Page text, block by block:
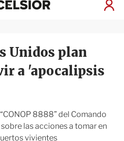
I
x
i
r
Unidos plan
a 'apocalipsis
8888” del Comando
las acciones a tomar en
vivientes